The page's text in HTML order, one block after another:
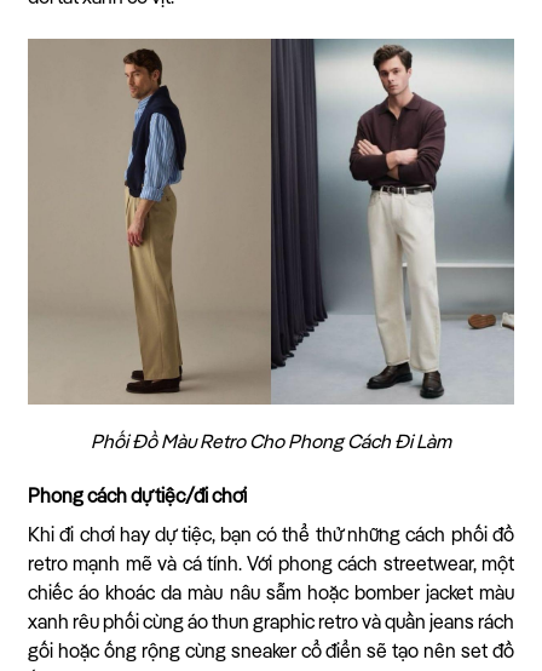
Phối Đồ Màu Retro Cho Phong Cách Đi Làm
Phong cách dự tiệc/đi chơi
Khi đi chơi hay dự tiệc, bạn có thể thử những cách phối đồ
retro mạnh mẽ và cá tính. Với phong cách streetwear, một
chiếc áo khoác da màu nâu sẫm hoặc bomber jacket màu
xanh rêu phối cùng áo thun graphic retro và quần jeans rách
gối hoặc ống rộng cùng sneaker cổ điển sẽ tạo nên set đồ